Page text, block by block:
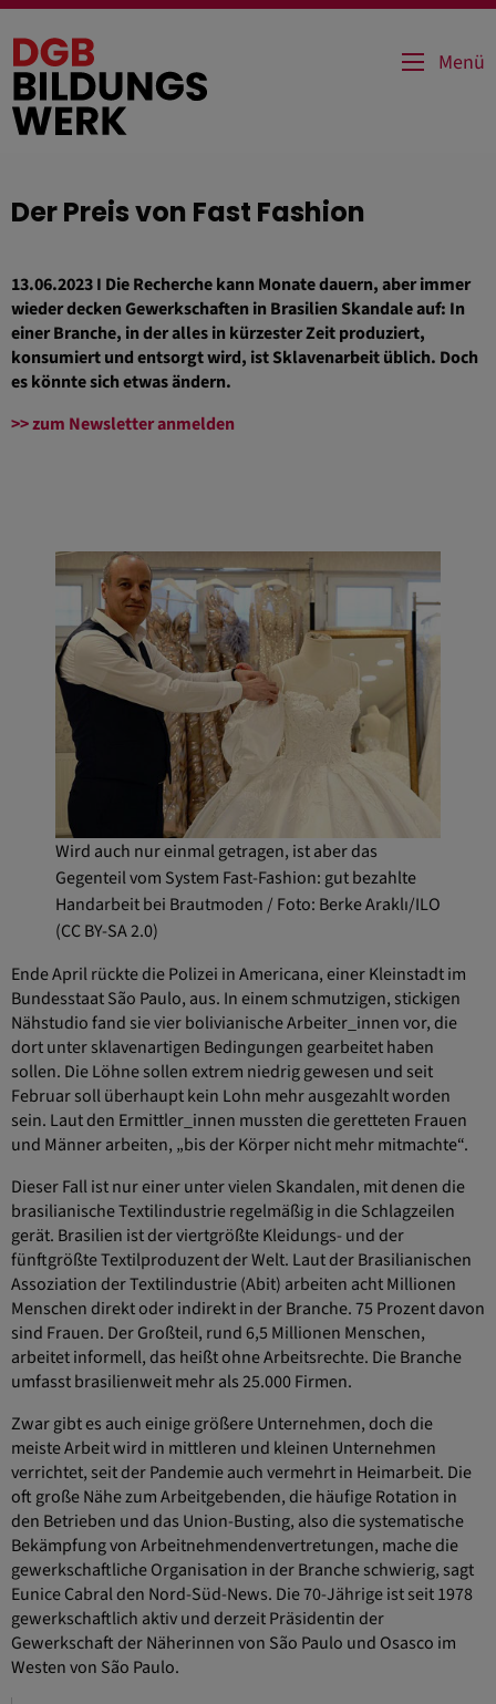
Direkt
zum
Inhalt
Menü
Der Preis von Fast Fashion
13.06.2023 I Die Recherche kann Monate dauern, aber immer
wieder decken Gewerkschaften in Brasilien Skandale auf: In
einer Branche, in der alles in kürzester Zeit produziert,
konsumiert und entsorgt wird, ist Sklavenarbeit üblich. Doch
es könnte sich etwas ändern.
>> zum Newsletter anmelden
Wird auch nur einmal getragen, ist aber das
Gegenteil vom System Fast-Fashion: gut bezahlte
Handarbeit bei Brautmoden / ​​​​Foto: Berke Araklı/ILO
(CC BY-SA 2.0)
Ende April rückte die Polizei in Americana, einer Kleinstadt im
Bundesstaat São Paulo, aus. In einem schmutzigen, stickigen
Nähstudio fand sie vier bolivianische Arbeiter_innen vor, die
dort unter sklavenartigen Bedingungen gearbeitet haben
sollen. Die Löhne sollen extrem niedrig gewesen und seit
Februar soll überhaupt kein Lohn mehr ausgezahlt worden
sein. Laut den Ermittler_innen mussten die geretteten Frauen
und Männer arbeiten, „bis der Körper nicht mehr mitmachte“.
Dieser Fall ist nur einer unter vielen Skandalen, mit denen die
brasilianische Textilindustrie regelmäßig in die Schlagzeilen
gerät. Brasilien ist der viertgrößte Kleidungs- und der
fünftgrößte Textilproduzent der Welt. Laut der Brasilianischen
Assoziation der Textilindustrie (Abit) arbeiten acht Millionen
Menschen direkt oder indirekt in der Branche. 75 Prozent davon
sind Frauen. Der Großteil, rund 6,5 Millionen Menschen,
arbeitet informell, das heißt ohne Arbeitsrechte. Die Branche
umfasst brasilienweit mehr als 25.000 Firmen.
Zwar gibt es auch einige größere Unternehmen, doch die
meiste Arbeit wird in mittleren und kleinen Unternehmen
verrichtet, seit der Pandemie auch vermehrt in Heimarbeit. Die
oft große Nähe zum Arbeitgebenden, die häufige Rotation in
den Betrieben und das Union-Busting, also die systematische
Bekämpfung von Arbeitnehmendenvertretungen, mache die
gewerkschaftliche Organisation in der Branche schwierig, sagt
Eunice Cabral den Nord-Süd-News. Die 70-Jährige ist seit 1978
gewerkschaftlich aktiv und derzeit Präsidentin der
Gewerkschaft der Näherinnen von São Paulo und Osasco im
Westen von São Paulo.